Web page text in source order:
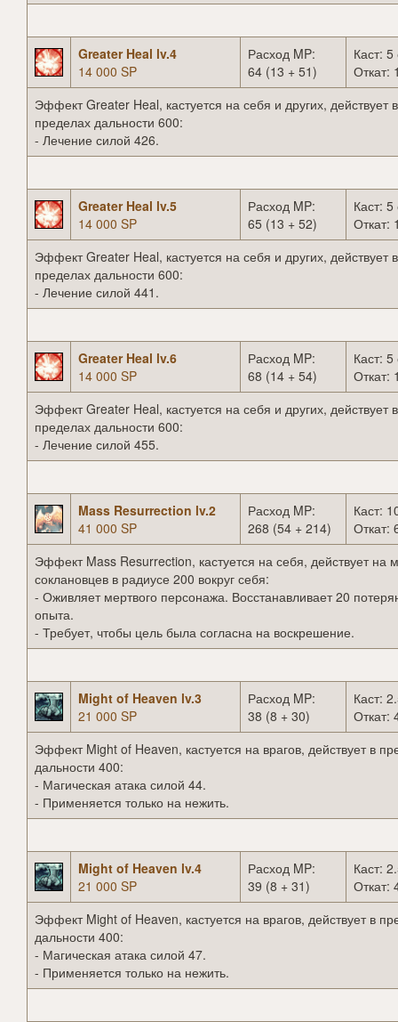
Greater Heal lv.4
14 000 SP
Расход MP:
64 (13 + 51)
Каст: 5
Откат:
Эффект Greater Heal, кастуется на себя и других, действует в
пределах дальности 600:
- Лечение силой 426.
Greater Heal lv.5
14 000 SP
Расход MP:
65 (13 + 52)
Каст: 5
Откат:
Эффект Greater Heal, кастуется на себя и других, действует в
пределах дальности 600:
- Лечение силой 441.
Greater Heal lv.6
14 000 SP
Расход MP:
68 (14 + 54)
Каст: 5
Откат:
Эффект Greater Heal, кастуется на себя и других, действует в
пределах дальности 600:
- Лечение силой 455.
Mass Resurrection lv.2
41 000 SP
Расход MP:
268 (54 + 214)
Каст:
Откат:
Эффект Mass Resurrection, кастуется на себя, действует на
соклановцев в радиусе 200 вокруг себя:
- Оживляет мертвого персонажа. Восстанавливает 20
опыта.
- Требует, чтобы цель была согласна на воскрешение.
Might of Heaven lv.3
21 000 SP
Расход MP:
38 (8 + 30)
Каст:
Откат:
Эффект Might of Heaven, кастуется на врагов, действует в
дальности 400:
- Магическая атака силой 44.
- Применяется только на нежить.
Might of Heaven lv.4
21 000 SP
Расход MP:
39 (8 + 31)
Каст:
Откат:
Эффект Might of Heaven, кастуется на врагов, действует в
дальности 400:
- Магическая атака силой 47.
- Применяется только на нежить.